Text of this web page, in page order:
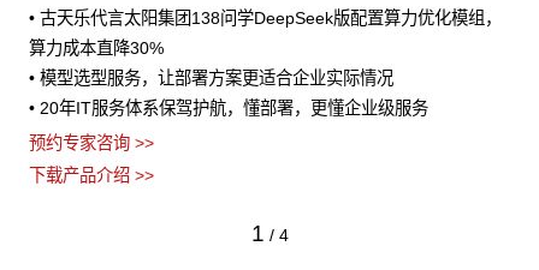
• 古天乐代言太阳集团138问学DeepSeek版配置算力优化模组，
算力成本直降30%
• 模型选型服务，让部署方案更适合企业实际情况
• 20年IT服务体系保驾护航，懂部署，更懂企业级服务
预约专家咨询 >>
下载产品介绍 >>
1 / 4